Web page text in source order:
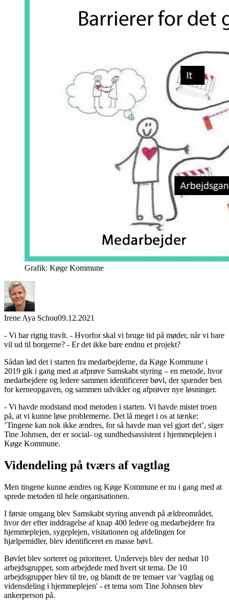
Grafik: Køge Kommune
Irene Aya Schou09.12.2021
- Vi har rigtig travlt. - Hvorfor skal vi bruge tid på møder, når vi bare
vil ud til borgerne? - Er det ikke bare endnu et projekt?
Sådan lød det i starten fra medarbejderne, da Køge Kommune i
2019 gik i gang med at afprøve Samskabt styring – en metode, hvor
medarbejdere og ledere sammen identificerer bøvl, der spænder ben
for kerneopgaven, og sammen udvikler og afprøver nye løsninger.
- Vi havde modstand mod metoden i starten. Vi havde mistet troen
på, at vi kunne løse problemerne. Det lå meget i os at tænke:
’Tingene kan nok ikke ændres, for så havde man vel gjort det’, siger
Tine Johnsen, der er social- og sundhedsassistent i hjemmeplejen i
Køge Kommune.
Videndeling på tværs af vagtlag
Men tingene kunne ændres og Køge Kommune er nu i gang med at
sprede metoden til hele organisationen.
I første omgang blev Samskabt styring anvendt på ældreområdet,
hvor der efter inddragelse af knap 400 ledere og medarbejdere fra
hjemmeplejen, sygeplejen, visitationen og afdelingen for
hjælpemidler, blev identificeret en masse bøvl.
Bøvlet blev sorteret og prioriteret. Undervejs blev der nedsat 10
arbejdsgrupper, som arbejdede med hvert sit tema. De 10
arbejdsgrupper blev til tre, og blandt de tre temaer var 'vagtlag og
vidensdeling i hjemmeplejen' - et tema som Tine Johnsen blev
ankerperson på.